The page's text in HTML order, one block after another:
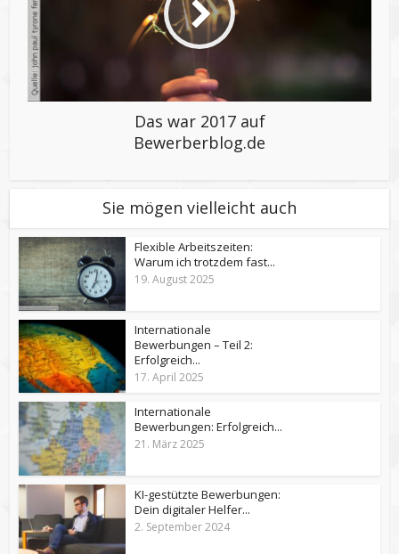
Das war 2017 auf
Bewerberblog.de
Sie mögen vielleicht auch
Flexible Arbeitszeiten:
Warum ich trotzdem fast...
19. August 2025
Internationale
Bewerbungen – Teil 2:
Erfolgreich...
17. April 2025
Internationale
Bewerbungen: Erfolgreich...
21. März 2025
KI-gestützte Bewerbungen:
Dein digitaler Helfer...
2. September 2024